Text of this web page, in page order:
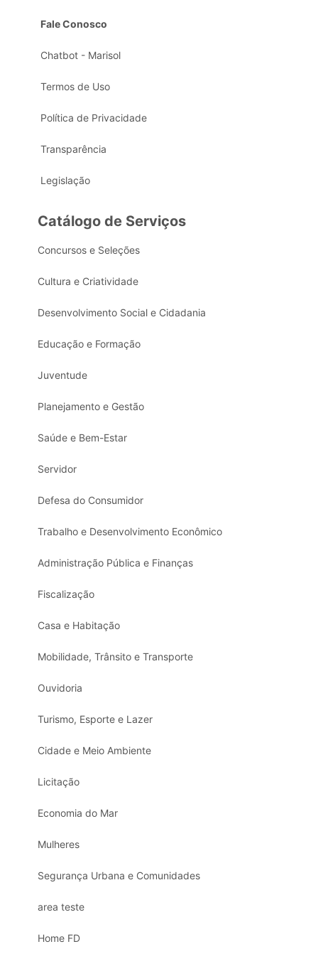
Fale Conosco
Chatbot - Marisol
Termos de Uso
Política de Privacidade
Transparência
Legislação
Catálogo de Serviços
Concursos e Seleções
Cultura e Criatividade
Desenvolvimento Social e Cidadania
Educação e Formação
Juventude
Planejamento e Gestão
Saúde e Bem-Estar
Servidor
Defesa do Consumidor
Trabalho e Desenvolvimento Econômico
Administração Pública e Finanças
Fiscalização
Casa e Habitação
Mobilidade, Trânsito e Transporte
Ouvidoria
Turismo, Esporte e Lazer
Cidade e Meio Ambiente
Licitação
Economia do Mar
Mulheres
Segurança Urbana e Comunidades
area teste
Home FD